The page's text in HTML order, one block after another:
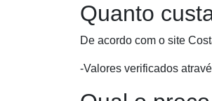
Quanto
De acordo com o site
-Valores verificados